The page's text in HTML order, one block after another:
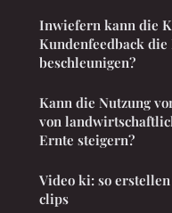
Inwiefern kann die
Kundenfeedback
beschleunigen?
Kann die Nutzung
von
Ernte steigern?
Video ki: so
clips